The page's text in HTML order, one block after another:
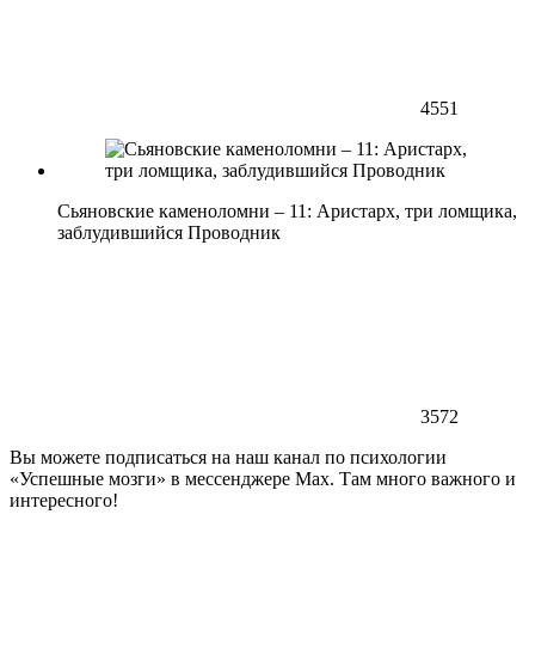
4551
Сьяновские каменоломни – 11: Аристарх, три ломщика,
заблудившийся Проводник
3572
Вы можете подписаться на наш канал по психологии
«Успешные мозги» в мессенджере Max. Там много важного и
интересного!